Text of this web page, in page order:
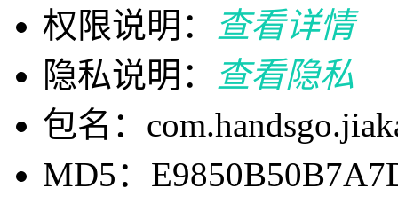
权限说明：
查看详情
隐私说明：
查看隐私
包名：
MD5：